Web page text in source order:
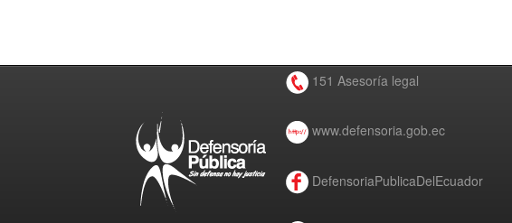
151 Asesoría legal
www.defensoria.gob.ec
DefensoriaPublicaDelEcuador